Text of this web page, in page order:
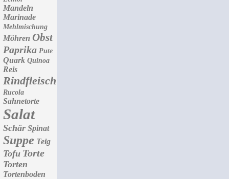
Mandeln
Marinade
Mehlmischung
Möhren Obst
Paprika Pute
Quark Quinoa
Reis
Rindfleisch
Rucola
Sahnetorte
Salat
Schär Spinat
Suppe Teig
Tofu Torte
Torten
Tortenboden